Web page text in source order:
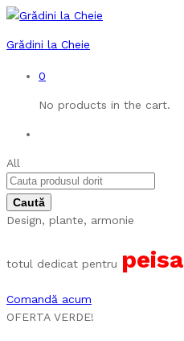
Grădini la Cheie
0
No products in the cart.
All
Design, plante, armonie
totul dedicat pentru
Comandă acum
OFERTA VERDE!